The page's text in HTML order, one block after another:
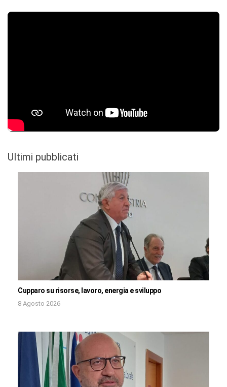
Ultimi pubblicati
Cupparo su risorse, lavoro, energia e sviluppo
8 Agosto 2026